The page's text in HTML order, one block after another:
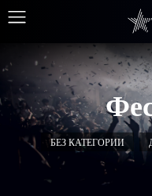
БЕЗ КАТЕГОРИИ